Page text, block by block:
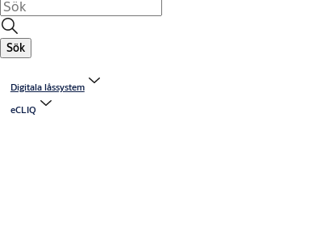
Sök
Digitala låssystem
eCLIQ